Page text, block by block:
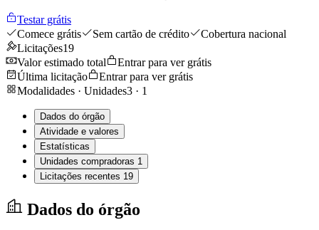
Testar grátis
Comece grátis
Sem cartão de crédito
Cobertura nacional
Licitações19
Valor estimado total
Entrar para ver grátis
Última licitação
Entrar para ver grátis
Modalidades · Unidades3 · 1
Dados do órgão
Atividade e valores
Estatísticas
Unidades compradoras 1
Licitações recentes 19
Dados do órgão